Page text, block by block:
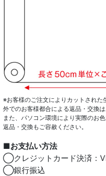
※お客様のご注文によりカットされた
外でのお客様都合による返品・交換
また、パソコン環境により実際のお
返品・交換もご容赦ください。
■お支払い方法
◯クレジットカード決済：
◯銀行振込